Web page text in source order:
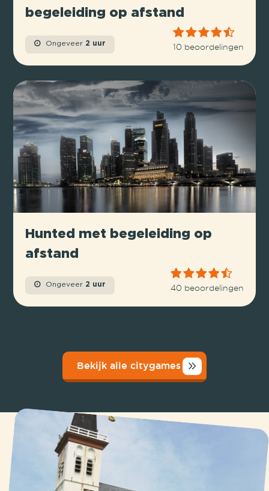
begeleiding op afstand
Ongeveer 2 uur 10 beoordelingen
Hunted met begeleiding op
afstand
Ongeveer 2 uur 40 beoordelingen
Bekijk alle citygames